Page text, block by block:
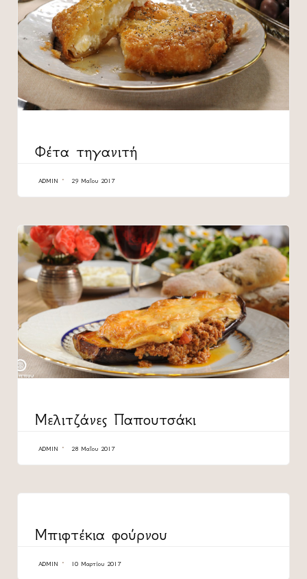
Φέτα τηγανιτή
ADMIN 29 Μαΐου 2017
Μελιτζάνες Παπουτσάκι
ADMIN 28 Μαΐου 2017
Μπιφτέκια φούρνου
ADMIN 10 Μαρτίου 2017